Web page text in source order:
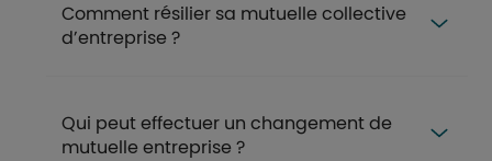
Comment résilier sa mutuelle collective
d’entreprise ?
Qui peut effectuer un changement de
mutuelle entreprise ?